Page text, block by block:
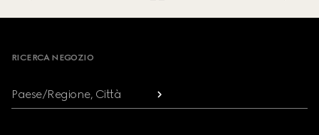
RICERCA NEGOZIO
Paese/Regione, Città